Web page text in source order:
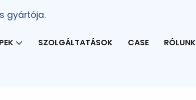
gyártója.
SZOLGÁLTATÁSOK CASE RÓLUNK